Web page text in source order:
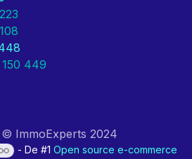
150 449
ImmoExperts 2024
- De #1Open source e-commerce